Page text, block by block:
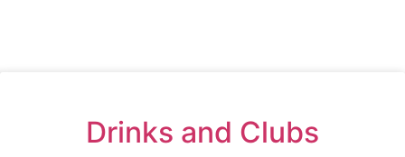
Drinks and Clubs